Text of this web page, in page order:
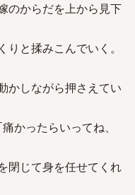
のからだを上から見下
と揉みこんでいく。
かしながら押さえてい
かったらいってね、
閉じて身を任せてくれ